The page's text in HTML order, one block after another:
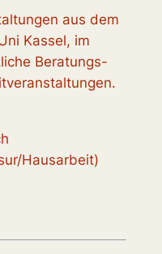
aus dem
Kassel, im
Beratungs-
Hausarbeit)